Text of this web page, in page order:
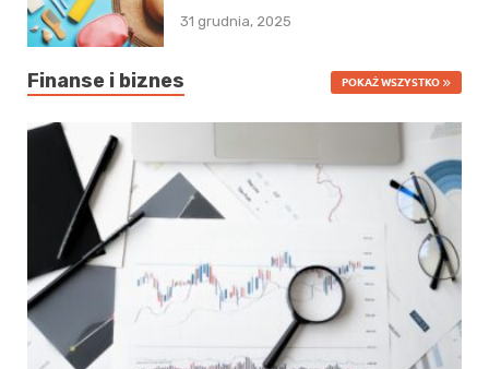
31 grudnia, 2025
Finanse i biznes POKAŻ WSZYSTKO